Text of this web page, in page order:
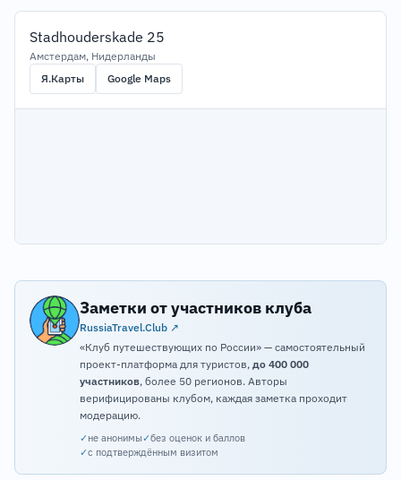
Stadhouderskade 25
Амстердам, Нидерланды
Я.Карты
Google Maps
Заметки от участников клуба
RussiaTravel.Club ↗
«Клуб путешествующих по России» — самостоятельный
проект-платформа для туристов, до 400 000
участников, более 50 регионов. Авторы
верифицированы клубом, каждая заметка проходит
модерацию.
✓не анонимы✓без оценок и баллов
✓с подтверждённым визитом